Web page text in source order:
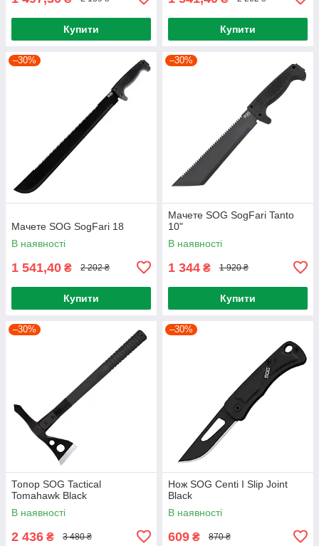
Купити Купити
–30%
Мачете SOG SogFari 18
В наявності
1 541,40 ₴ 2 202 ₴
Купити
–30%
Мачете SOG SogFari Tanto
10"
В наявності
1 344 ₴ 1 920 ₴
Купити
–30%
Топор SOG Tactical
Tomahawk Black
В наявності
2 436 ₴ 3 480 ₴
–30%
Нож SOG Centi I Slip Joint
Black
В наявності
609 ₴ 870 ₴